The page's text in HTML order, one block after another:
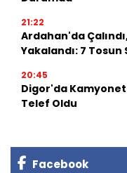
21:22
Ardahan'da
Yakalandı: 7
20:45
Digor'da
Telef Oldu
Facebook